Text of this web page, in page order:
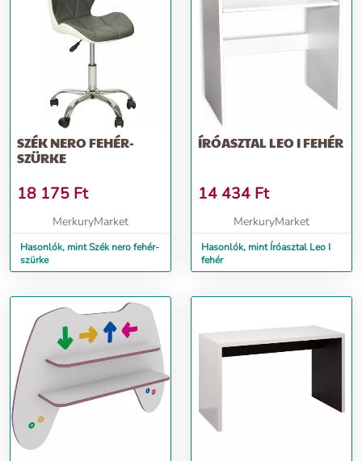
SZÉK NERO FEHÉR-
SZÜRKE
18 175 Ft
MerkuryMarket
Hasonlók, mint Szék nero fehér-
szürke
ÍRÓASZTAL LEO I FEHÉR
14 434 Ft
MerkuryMarket
Hasonlók, mint Íróasztal Leo I
fehér